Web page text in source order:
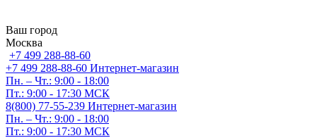
Ваш город
Москва
+7 499 288-88-60
+7 499 288-88-60 Интернет-магазин
Пн. – Чт.: 9:00 - 18:00
Пт.: 9:00 - 17:30 МСК
8(800) 77-55-239 Интернет-магазин
Пн. – Чт.: 9:00 - 18:00
Пт.: 9:00 - 17:30 МСК